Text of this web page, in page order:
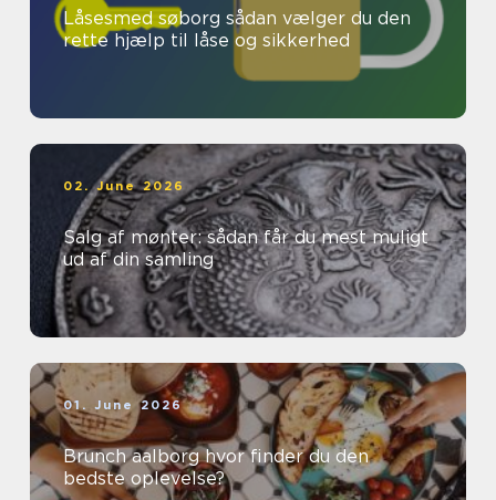
Låsesmed søborg sådan vælger du den
rette hjælp til låse og sikkerhed
02. June 2026
Salg af mønter: sådan får du mest muligt
ud af din samling
01. June 2026
Brunch aalborg hvor finder du den
bedste oplevelse?